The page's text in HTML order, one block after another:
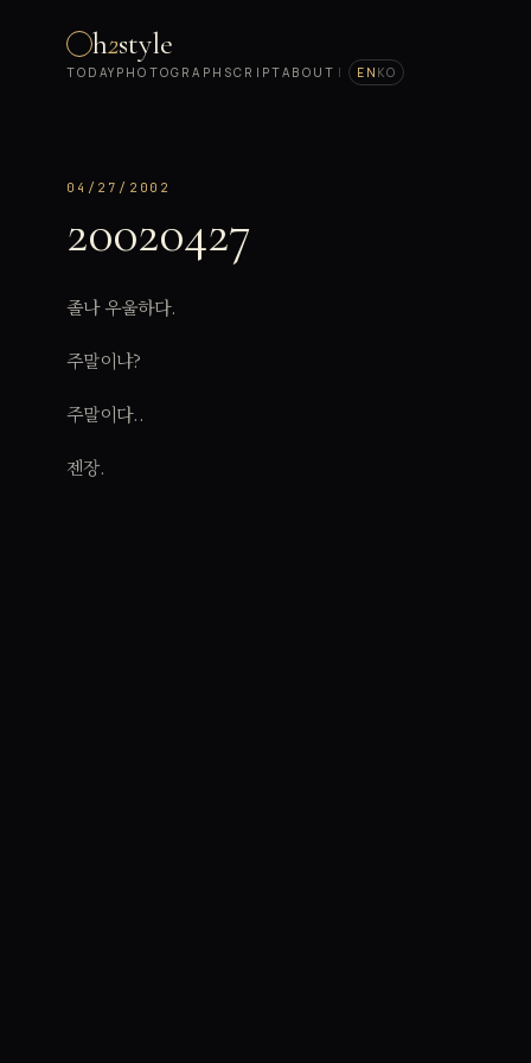
h2style
TODAY PHOTOGRAPH SCRIPTABOUT | EN KO
04/27/2002
20020427
졸나 우울하다.
주말이냐?
주말이다..
젠장.